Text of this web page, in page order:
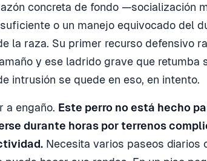
concreta de fondo —socialización
o un manejo equivocado del
la raza. Su primer recurso defensivo
y ese ladrido grave que retumba
intrusión se quede en eso, en intento.
a engaño. Este perro no está hecho
durante horas por terrenos
Necesita varios paseos diarios